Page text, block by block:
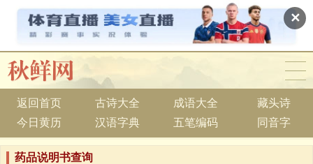
✕
返回首页 古诗大全 成语大全
藏头诗
今日黄历
汉语字典 五笔编码 同音字
药品说明书查询